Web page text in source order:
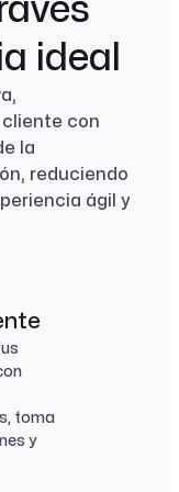
ideal
con
la
reduciendo
ágil y
toma
y
la firma
la